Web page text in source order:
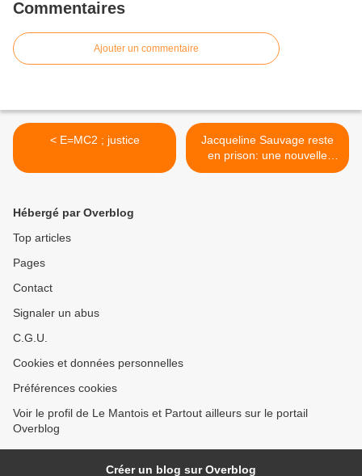
Commentaires
Ajouter un commentaire
< E=MC2 ; justice
Jacqueline Sauvage reste
en prison: une nouvelle
attaque contre les droits
Hébergé par Overblog
Top articles
Pages
Contact
Signaler un abus
C.G.U.
Cookies et données personnelles
Préférences cookies
Voir le profil de Le Mantois et Partout ailleurs sur le portail
Overblog
Créer un blog sur Overblog